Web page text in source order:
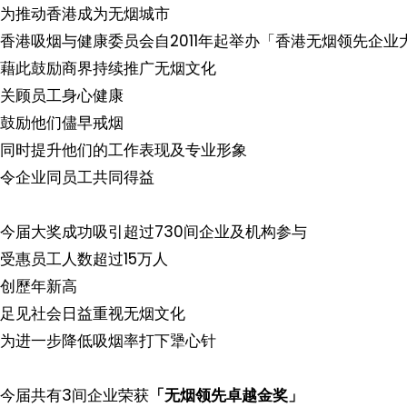
为推动香港成为无烟城市
香港吸烟与健康委员会自2011年起举办「香港无烟领先企业
藉此鼓励商界持续推广无烟文化
关顾员工身心健康
鼓励他们儘早戒烟
同时提升他们的工作表现及专业形象
令企业同员工共同得益
今届大奖成功吸引超过730间企业及机构参与
受惠员工人数超过15万人
创歷年新高
足见社会日益重视无烟文化
为进一步降低吸烟率打下犟心针
今届共有3间企业荣获 「无烟领先卓越金奖」